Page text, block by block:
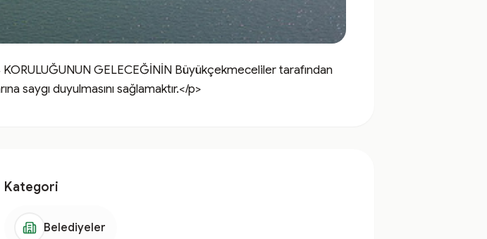
GELECEĞİNİN Büyükçekmeceliler tarafından
saygı duyulmasını sağlamaktır.</p>
Kategori
Belediyeler